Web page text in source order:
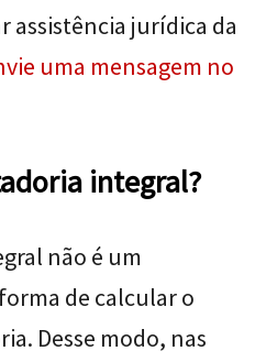
assistência jurídica da
uma mensagem no
integral?
não é um
de calcular o
Desse modo, nas